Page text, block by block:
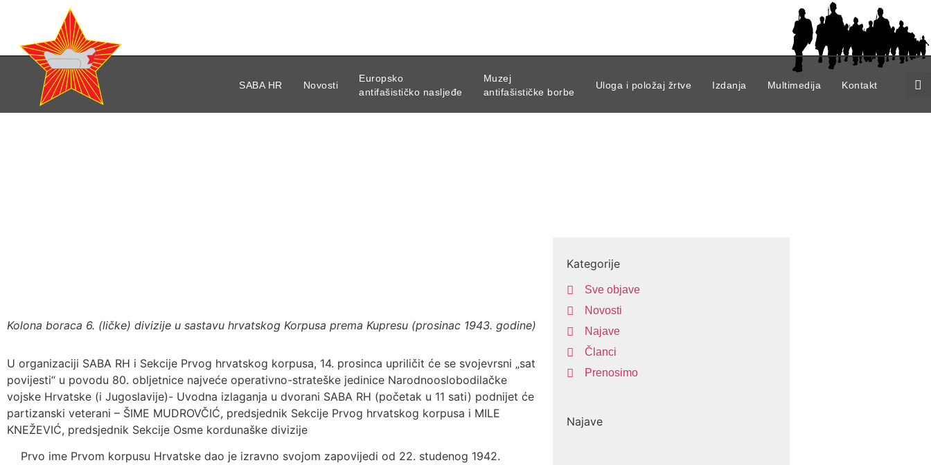
SABA HR Novosti
Europsko
antifašističko nasljeđe
Muzej
antifašističke borbe
Uloga i položaj žrtve Izdanja Multimedija Kontakt
Kolona boraca 6. (ličke) divizije u sastavu hrvatskog Korpusa prema Kupresu (prosinac 1943. godine)
U organizaciji SABA RH i Sekcije Prvog hrvatskog korpusa, 14. prosinca upriličit će se svojevrsni „sat
povijesti“ u povodu 80. obljetnice najveće operativno-strateške jedinice Narodnooslobodilačke
vojske Hrvatske (i Jugoslavije)- Uvodna izlaganja u dvorani SABA RH (početak u 11 sati) podnijet će
partizanski veterani – ŠIME MUDROVČIĆ, predsjednik Sekcije Prvog hrvatskog korpusa i MILE
KNEŽEVIĆ, predsjednik Sekcije Osme kordunaške divizije
Prvo ime Prvom korpusu Hrvatske dao je izravno svojom zapovijedi od 22. studenog 1942.
Kategorije
Sve objave
Novosti
Najave
Članci
Prenosimo
Najave